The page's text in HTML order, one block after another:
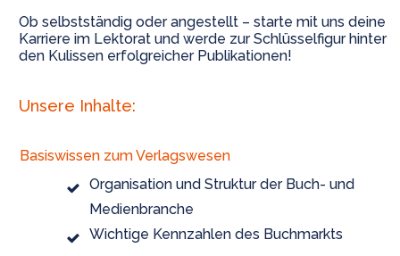
Ob selbstständig oder angestellt – starte mit uns deine
Karriere im Lektorat und werde zur Schlüsselfigur hinter
den Kulissen erfolgreicher Publikationen!
Unsere Inhalte:
Basiswissen zum Verlagswesen
Organisation und Struktur der Buch- und
Medienbranche
Wichtige Kennzahlen des Buchmarkts